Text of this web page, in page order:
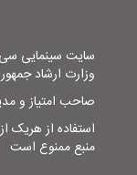
سایت سینمایی
وزارت ارشاد
صاحب امتیاز و
منبع ممنوع است